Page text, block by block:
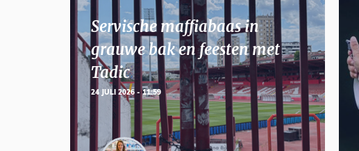
Servische maffiabaas in
grauwe bak en feesten met
Tadic
24 JULI 2026 - 11:59